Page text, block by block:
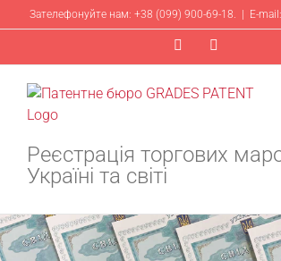
to
Зателефонуйте нам: +38 (099) 900-69-18. E-
Facebook
Реєстрація торгових
Україні та світі